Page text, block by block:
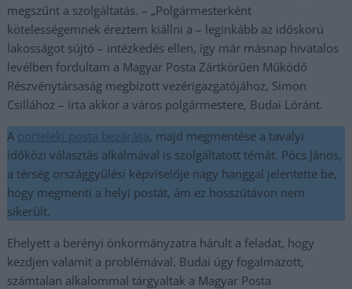
megszűnt a szolgáltatás. – „Polgármesterként
kötelességemnek éreztem kiállni a – leginkább az időskorú
lakosságot sújtó – intézkedés ellen, így már másnap hivatalos
levélben fordultam a Magyar Posta Zártkörűen Működő
Részvénytársaság megbízott vezérigazgatójához, Simon
Csillához – írta akkor a város polgármestere, Budai Lóránt.
A porteleki posta bezárása, majd megmentése a tavalyi
időközi választás alkalmával is szolgáltatott témát. Pócs János,
a térség országgyűlési képviselője nagy hanggal jelentette be,
hogy megmenti a helyi postát, ám ez hosszútávon nem
sikerült.
Ehelyett a berényi önkormányzatra hárult a feladat, hogy
kezdjen valamit a problémával. Budai úgy fogalmazott,
számtalan alkalommal tárgyaltak a Magyar Posta